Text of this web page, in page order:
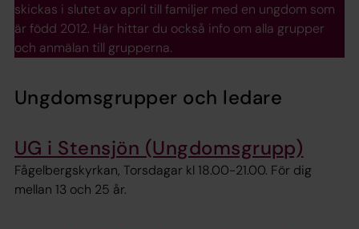
skickas i slutet av april till familjer med en ungdom som
är född 2012. Här hittar du också info om alla grupper
och anmälan till grupperna.
Ungdomsgrupper och ledare
UG i Stensjön (Ungdomsgrupp)
Fågelbergskyrkan, Torsdagar kl 18.00-21.00. För dig
mellan 13 och 25 år.